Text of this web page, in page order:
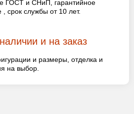
ГОСТ и СНиП, гарантийное
, срок службы от 10 лет.
и на заказ
и размеры, отделка и
на выбор.